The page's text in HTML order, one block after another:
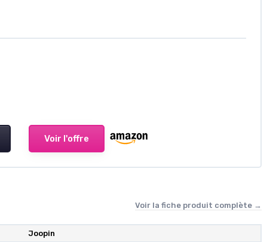
Voir l'offre
Voir la fiche produit complète →
Joopin